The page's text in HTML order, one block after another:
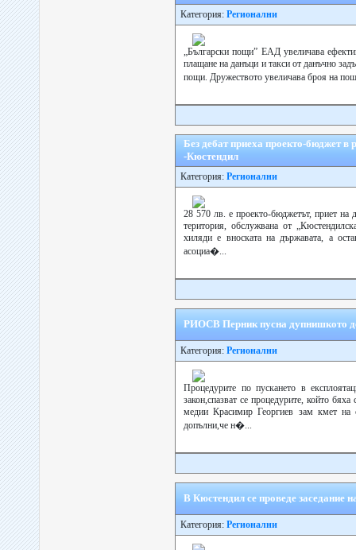
Категория: Регионални
„Български пощи” ЕАД увеличава
плащане на данъци и такси от данъчно
пощи. Дружеството увеличава броя на
Без дебат приеха проекто-бюджет в
-Кюстендил
Категория: Регионални
28 570 лв. е проекто-бюджетът, приет на
територия, обслужвана от
хиляди е вноската на държавата, а
асоциа�...
РИОСВ Перник пусна дупнишкото
Категория: Регионални
Процедурите по пускането в
закон,спазват се процедурите, който
медии Красимир Георгиев зам кмет на
допълни,че н�...
В Кюстендил се проведе заседание
Категория: Регионални